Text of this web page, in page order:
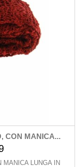
CON MANICA...
MANICA LUNGA IN